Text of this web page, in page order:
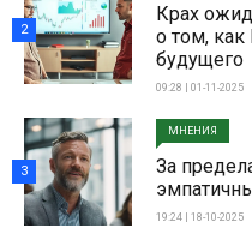
Крах
о том,
будущего
09:28 | 01-11-2025
2
МНЕНИЯ
За
19:24 | 18-10-2025
3